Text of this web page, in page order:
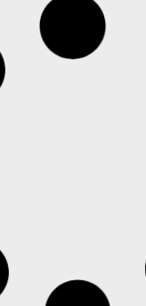
Digitalisering
de
augustus 3, 2026
Dalende trend
investeren in
tevreden
augustus 3, 2026